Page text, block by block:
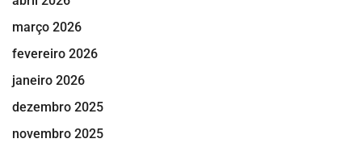
março 2026
fevereiro 2026
janeiro 2026
dezembro 2025
novembro 2025